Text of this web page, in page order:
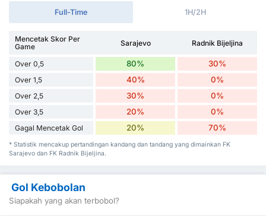
Full-Time 1H/2H
Mencetak Skor Per
Game
Sarajevo Radnik Bijeljina
Over 0,5 80% 30%
Over 1,5 40% 0%
Over 2,5 30% 0%
Over 3,5 20% 0%
Gagal Mencetak Gol 20% 70%
* Statistik mencakup pertandingan kandang dan tandang yang dimainkan FK
Sarajevo dan FK Radnik Bijeljina.
Gol Kebobolan
Siapakah yang akan terbobol?